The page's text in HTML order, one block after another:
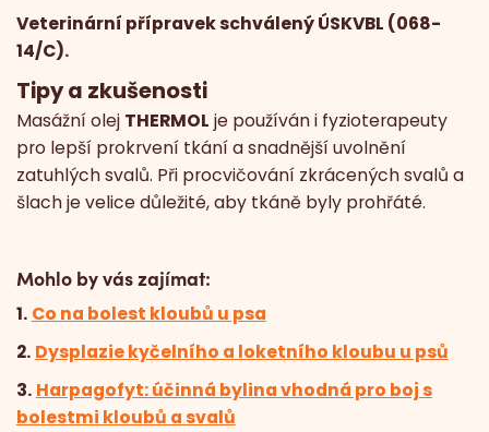
Veterinární přípravek schválený ÚSKVBL (068-
14/C).
Tipy a zkušenosti
Masážní olej THERMOL je používán i fyzioterapeuty
pro lepší prokrvení tkání a snadnější uvolnění
zatuhlých svalů. Při procvičování zkrácených svalů a
šlach je velice důležité, aby tkáně byly prohřáté.
Mohlo by vás zajímat:
1. Co na bolest kloubů u psa
2. Dysplazie kyčelního a loketního kloubu u psů
3. Harpagofyt: účinná bylina vhodná pro boj s
bolestmi kloubů a svalů